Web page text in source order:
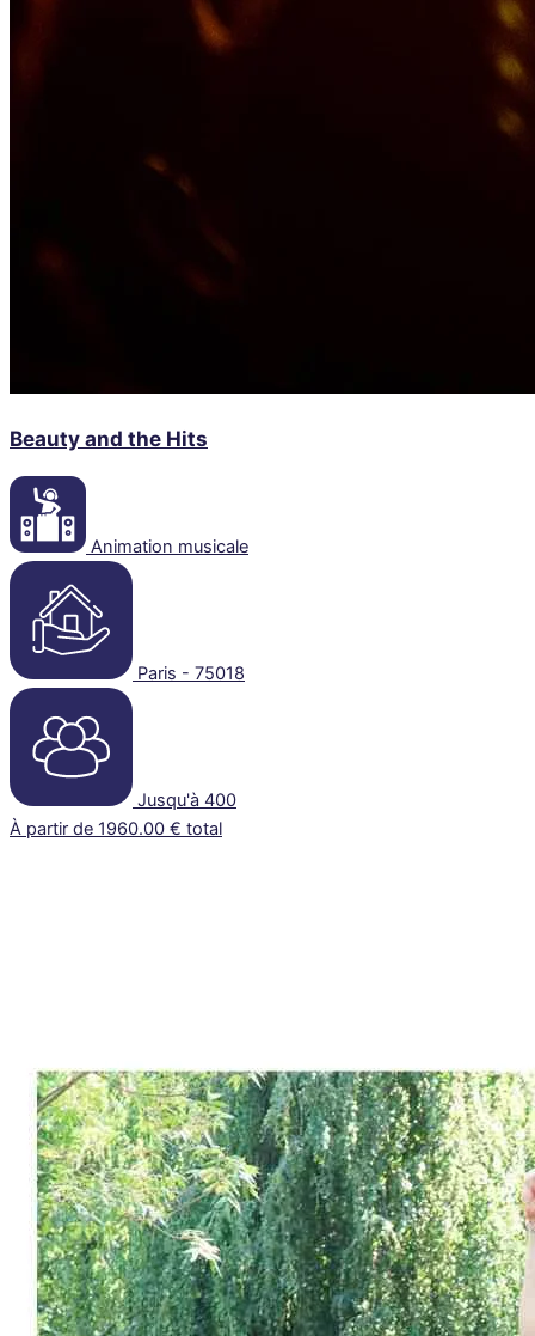
Beauty and the Hits
Animation musicale
Paris - 75018
Jusqu'à 400
À partir de 1960.00 € total